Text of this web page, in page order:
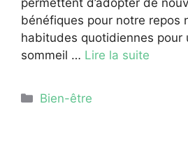
bénéfiques pour notre repos
habitudes quotidiennes pour
sommeil … Lire la suite
Catégories
Bien-être